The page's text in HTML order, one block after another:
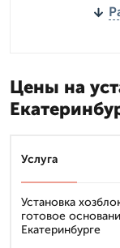
Цены на
Услуга
Установка
готовое
Екатеринбурге